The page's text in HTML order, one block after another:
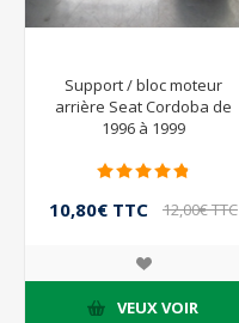
Support / bloc moteur
arrière Seat Cordoba de
1996 à 1999
10,80€ TTC 12,00€ TTC
VEUX VOIR